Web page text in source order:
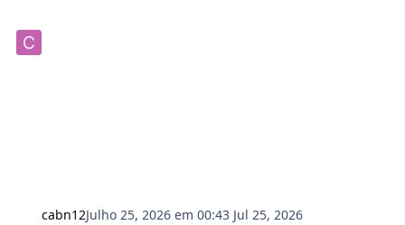
cabn12Julho 25, 2026 em 00:43 Jul 25, 2026